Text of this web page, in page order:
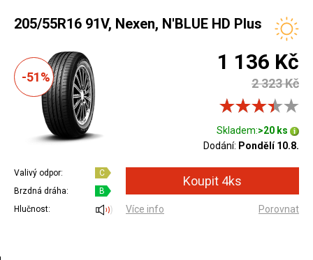
205/55R16 91V, Nexen, N'BLUE HD Plus
-51%
1 136 Kč
2 323 Kč
Skladem:>20 ks
Dodání: Pondělí 10.8.
Valivý odpor:
C
Brzdná dráha:
B
Hlučnost:
Více info Porovnat